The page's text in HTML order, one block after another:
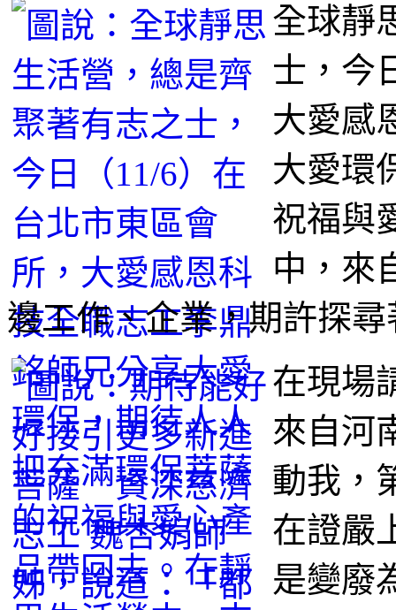
全球靜
士，今
大愛感
大愛環
祝福與
中，來
邊工作、企業，期許探
在現場
來自河
動我，
在證嚴
是變廢